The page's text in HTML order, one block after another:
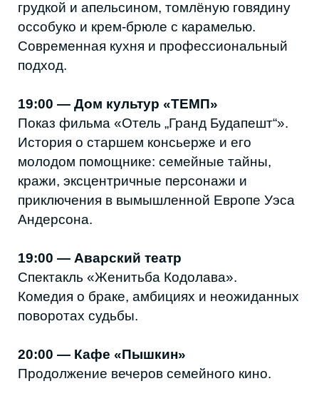
11 километров по маршруту Махачкала —
Каспийск (ТЦ «Волна»). Забег открыт для
всех уровней подготовки — хороший
способ начать год активно.
Последний день показа спектакля
«Щелкунчик».
Финальный день выставки авторских кукол.
15:30 — Квест-студия AMONG US
Открытая игра для девушек — формат, где
команда собирается из самых разных,
16:00 — Творческая мастерская
«АРТХАУС»